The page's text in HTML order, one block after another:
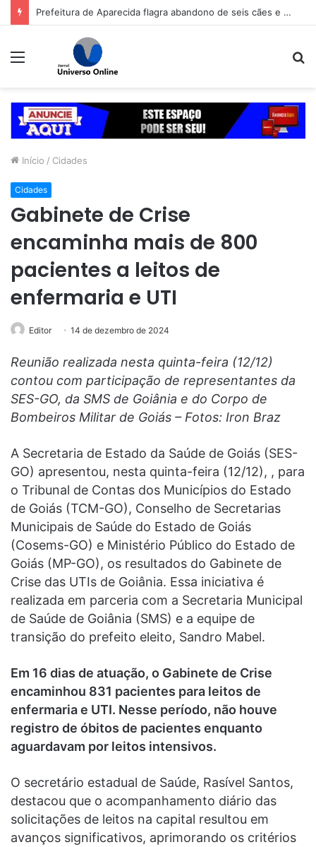
Prefeitura de Aparecida flagra abandono de seis cães e reitera que o ato é crime inafiançável
Menu
Início / Cidades
Cidades
Gabinete de Crise
encaminha mais de 800
pacientes a leitos de
enfermaria e UTI
Editor 14 de dezembro de 2024
Reunião realizada nesta quinta-feira (12/12)
contou com participação de representantes da
SES-GO, da SMS de Goiânia e do Corpo de
Bombeiros Militar de Goiás – Fotos: Iron Braz
A Secretaria de Estado da Saúde de Goiás (SES-
GO) apresentou, nesta quinta-feira (12/12), , para
o Tribunal de Contas dos Municípios do Estado
de Goiás (TCM-GO), Conselho de Secretarias
Municipais de Saúde do Estado de Goiás
(Cosems-GO) e Ministério Público do Estado de
Goiás (MP-GO), os resultados do Gabinete de
Crise das UTIs de Goiânia. Essa iniciativa é
realizada em parceria com a Secretaria Municipal
de Saúde de Goiânia (SMS) e a equipe de
transição do prefeito eleito, Sandro Mabel.
Em 16 dias de atuação, o Gabinete de Crise
encaminhou 831 pacientes para leitos de
enfermaria e UTI. Nesse período, não houve
registro de óbitos de pacientes enquanto
aguardavam por leitos intensivos.
O secretário estadual de Saúde, Rasível Santos,
destacou que o acompanhamento diário das
solicitações de leitos na capital resultou em
avanços significativos, aprimorando os critérios